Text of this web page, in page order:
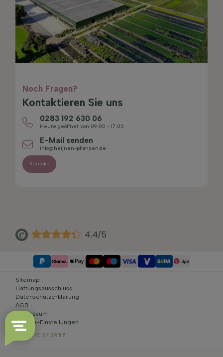
Noch Fragen?
Kontaktieren Sie uns
0283 192 630 06
Heute geöffnet von 09:00 - 17:00
E-Mail senden
info@heijnen-pflanzen.de
Kontakt
4.4/5
Sitemap
Haftungsausschluss
Datenschutzerklärung
AGB
Impressum
Cookie-Einstellungen